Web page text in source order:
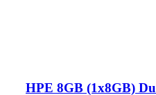
HPE 8GB (1x8GB)